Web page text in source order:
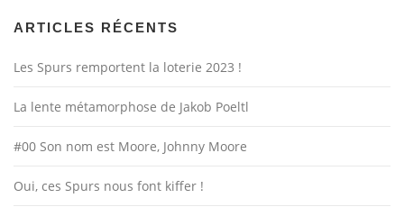
ARTICLES RÉCENTS
Les Spurs remportent la loterie 2023 !
La lente métamorphose de Jakob Poeltl
#00 Son nom est Moore, Johnny Moore
Oui, ces Spurs nous font kiffer !